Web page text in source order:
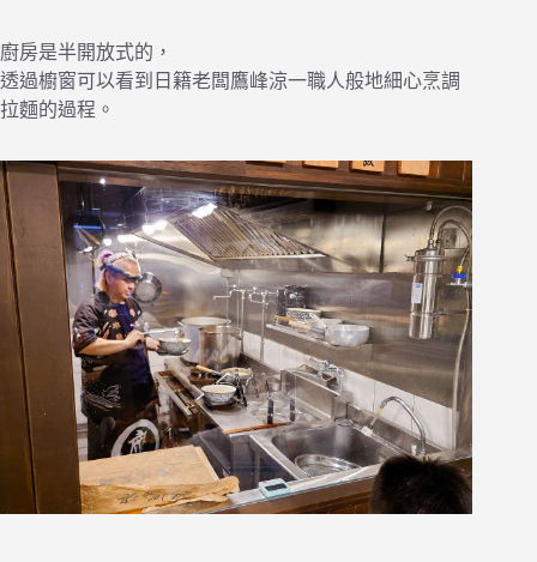
廚房是半開放式的，
透過櫥窗可以看到日籍老闆鷹峰涼一職人般地細心烹調
拉麵的過程。